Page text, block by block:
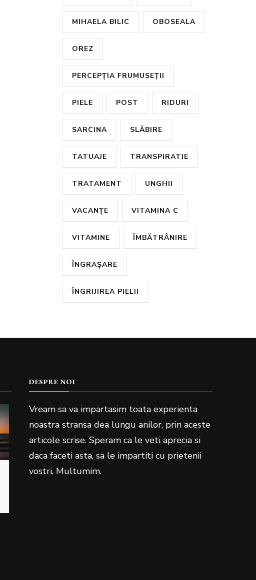
MIHAELA BILIC OBOSEALA
OREZ
PERCEPȚIA FRUMUSEȚII
PIELE POST RIDURI
SARCINA SLĂBIRE
TATUAJE TRANSPIRATIE
TRATAMENT UNGHII
VACANȚE VITAMINA C
VITAMINE ÎMBĂTRÂNIRE
ÎNGRAȘARE
ÎNGRIJIREA PIELII
DESPRE NOI
Vream sa va impartasim toata experienta
noastra stransa dea lungu anilor, prin aceste
articole scrise. Speram ca le veti aprecia si
daca faceti asta, sa le impartiti cu prietenii
vostri. Multumim.